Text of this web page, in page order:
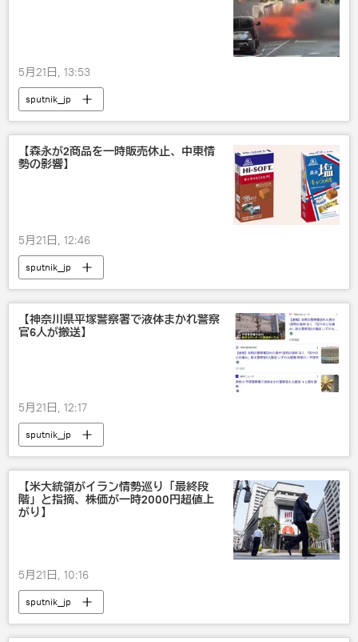
5月21日, 13:53
sputnik_jp
【森永が2商品を一時販売休止、中東情
勢の影響】
5月21日, 12:46
sputnik_jp
【神奈川県平塚警察署で液体まかれ警察
官6人が搬送】
5月21日, 12:17
sputnik_jp
【米大統領がイラン情勢巡り「最終段
階」と指摘、株価が一時2000円超値上
がり】
5月21日, 10:16
sputnik_jp